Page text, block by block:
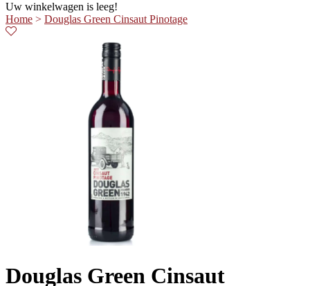
Uw winkelwagen is leeg!
Home > Douglas Green Cinsaut Pinotage
Douglas Green Cinsaut